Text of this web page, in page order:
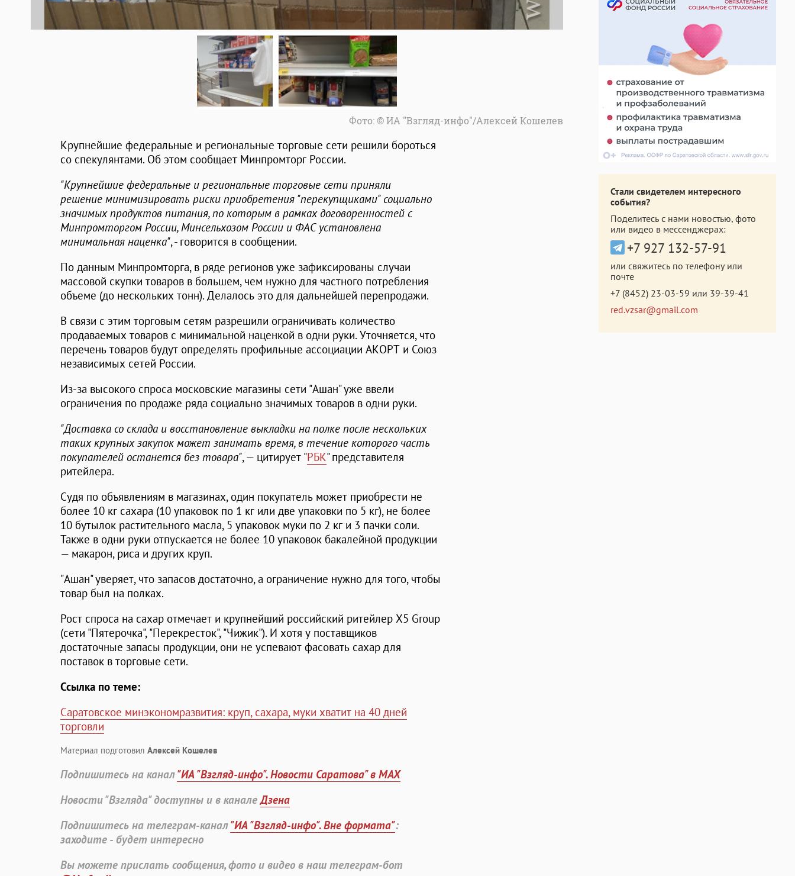
Фото: © ИА "Взгляд-инфо"/Алексей Кошелев
Крупнейшие федеральные и региональные торговые сети решили бороться
со спекулянтами. Об этом сообщает Минпромторг России.
"Крупнейшие федеральные и региональные торговые сети приняли
решение минимизировать риски приобретения "перекупщиками" социально
значимых продуктов питания, по которым в рамках договоренностей с
Минпромторгом России, Минсельхозом России и ФАС установлена
минимальная наценка", - говорится в сообщении.
По данным Минпромторга, в ряде регионов уже зафиксированы случаи
массовой скупки товаров в большем, чем нужно для частного потребления
объеме (до нескольких тонн). Делалось это для дальнейшей перепродажи.
В связи с этим торговым сетям разрешили ограничивать количество
продаваемых товаров с минимальной наценкой в одни руки. Уточняется, что
перечень товаров будут определять профильные ассоциации АКОРТ и Союз
независимых сетей России.
Из-за высокого спроса московские магазины сети "Ашан" уже ввели
ограничения по продаже ряда социально значимых товаров в одни руки.
"Доставка со склада и восстановление выкладки на полке после нескольких
таких крупных закупок может занимать время, в течение которого часть
покупателей останется без товара", — цитирует "РБК" представителя
ритейлера.
Судя по объявлениям в магазинах, один покупатель может приобрести не
более 10 кг сахара (10 упаковок по 1 кг или две упаковки по 5 кг), не более
10 бутылок растительного масла, 5 упаковок муки по 2 кг и 3 пачки соли.
Также в одни руки отпускается не более 10 упаковок бакалейной продукции
— макарон, риса и других круп.
"Ашан" уверяет, что запасов достаточно, а ограничение нужно для того, чтобы
товар был на полках.
Рост спроса на сахар отмечает и крупнейший российский ритейлер X5 Group
(сети "Пятерочка", "Перекресток", "Чижик"). И хотя у поставщиков
достаточные запасы продукции, они не успевают фасовать сахар для
поставок в торговые сети.
Ссылка по теме:
Саратовское минэкономразвития: круп, сахара, муки хватит на 40 дней
торговли
Материал подготовил Алексей Кошелев
Подпишитесь на канал"ИА "Взгляд-инфо". Новости Саратова" в MAX
Новости "Взгляда" доступны и в каналеДзена
Подпишитесь на телеграм-канал"ИА "Взгляд-инфо". Вне формата":
заходите - будет интересно
Вы можете прислать сообщения, фото и видео в наш телеграм-бот
Стали свидетелем интересного
события?
Поделитесь с нами новостью, фото
или видео в мессенджерах:
+7 927 132-57-91
или свяжитесь по телефону или
почте
+7 (8452) 23-03-59 или 39-39-41
red.vzsar@gmail.com